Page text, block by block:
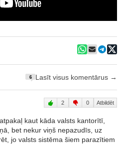
6 Lasīt visus komentārus →
2 0 Atbildēt
kaut kāda valsts kantorītī,
bet nekur viņš nepazudīs, uz
jo valsts sistēma šiem parazītiem